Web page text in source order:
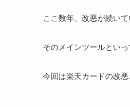
ここ数年、改悪が続いて
そのメインツールとい
今回は楽天カードの改